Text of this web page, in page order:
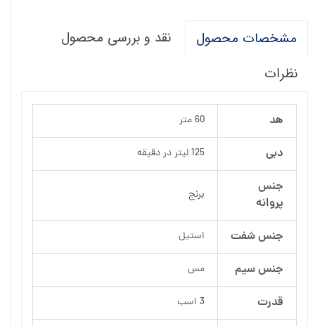
مشخصات محصول
نقد و بررسی محصول
نظرات
هد 60 متر
دبی 125 لیتر در دقیقه
جنس
پروانه
برنج
جنس شفت استیل
جنس سیم مس
قدرت 3 اسب